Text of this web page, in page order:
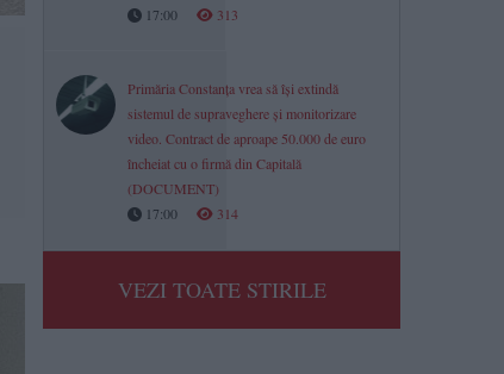
17:00
313
Primăria Constanța vrea să își extindă
sistemul de supraveghere și monitorizare
video. Contract de aproape 50.000 de euro
încheiat cu o firmă din Capitală
(DOCUMENT)
17:00
314
VEZI TOATE STIRILE